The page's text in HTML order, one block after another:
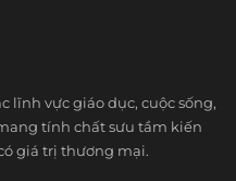
lĩnh vực giáo dục, cuộc sống,
tính chất sưu tầm kiến
giá trị thương mại.